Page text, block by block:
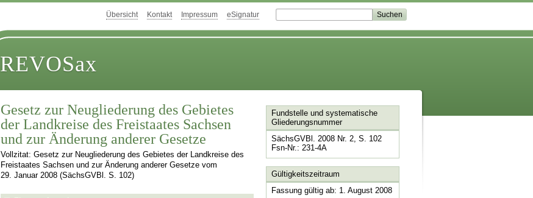
Übersicht Kontakt Impressum eSignatur
REVOSax
Gesetz zur Neugliederung des Gebietes
der Landkreise des Freistaates Sachsen
und zur Änderung anderer Gesetze
Vollzitat: Gesetz zur Neugliederung des Gebietes der Landkreise des
Freistaates Sachsen und zur Änderung anderer Gesetze vom
29. Januar 2008 (SächsGVBl. S. 102)
Fundstelle und systematische
Gliederungsnummer
SächsGVBl. 2008 Nr. 2, S. 102
Fsn-Nr.: 231-4A
Gültigkeitszeitraum
Fassung gültig ab: 1. August 2008